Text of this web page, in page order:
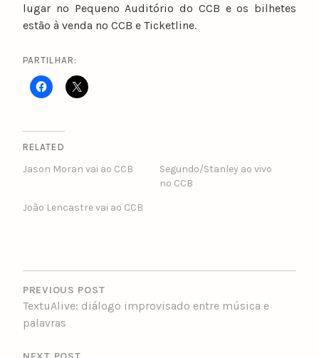
lugar no Pequeno Auditório do CCB e os bilhetes
estão à venda no CCB e Ticketline.
PARTILHAR:
RELATED
Jason Moran vai ao CCB
Segundo/Stanley ao vivo
no CCB
João Lencastre vai ao CCB
POST
NAVIGATION
PREVIOUS POST
TextuAlive: diálogo improvisado entre música e
palavras